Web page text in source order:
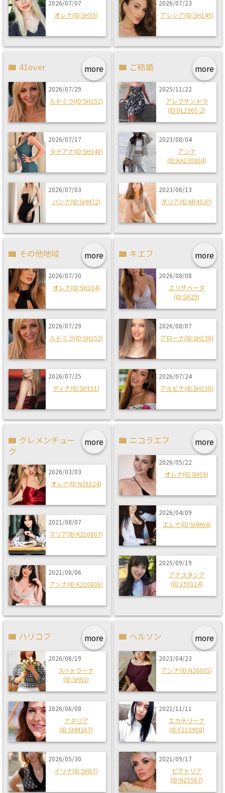
2026/07/07
オレナ(ID:SH55)
2026/07/23
アレシア(ID:SH149)
more
41over
2026/07/29
ルドミラ(ID:SH152)
2026/07/17
タチアナ(ID:SH148)
2026/07/03
ハンナ(ID:SHM72)
more
ご結婚
2025/11/22
アレクサンドラ
(ID:DL1905-2)
2023/08/04
アンナ
(ID:KA230804)
2023/06/13
ダリア(ID:AR45JP)
more
その他地域
2026/07/30
オレナ(ID:SH104)
2026/07/29
ルドミラ(ID:SH152)
2026/07/25
ディナ(ID:SH151)
more
キエフ
2026/08/08
エリザベータ
(ID:SH29)
2026/08/07
アローナ(ID:SH130)
2026/07/24
アルビナ(ID:SH150)
more
クレメンチュー
ク
2026/03/03
オレナ(ID:N26124)
2021/08/07
マリア(ID:K210807)
2021/08/06
アンナ(ID:K210806)
more
ニコラエフ
2026/05/22
オレナ(ID:SH59)
2026/04/09
エレナ(ID:SHM64)
2025/09/19
アナスタシア
(ID:190114)
more
ハリコフ
2026/06/19
スベトラーナ
(ID:SH61)
2026/06/08
ナタリア
(ID:SHM167)
2026/05/30
イリナ(ID:SH67)
more
ヘルソン
2023/04/23
アンナ(ID:N26005)
2021/11/11
エカテリーナ
(ID:F210908)
2021/09/17
ビクトリア
(ID:N25567)